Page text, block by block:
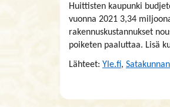
Huittisten kaupunki
vuonna 2021 3,34
rakennuskustannukset
poiketen paaluttaa. Lisä
Lähteet: Yle.fi,